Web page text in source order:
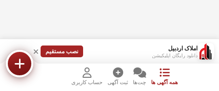
املاک اردبیل
دانلود رایگان اپلیکیشن
نصب مستقیم
همه آگهی ها چت‌ها ثبت آگهی حساب کاربری